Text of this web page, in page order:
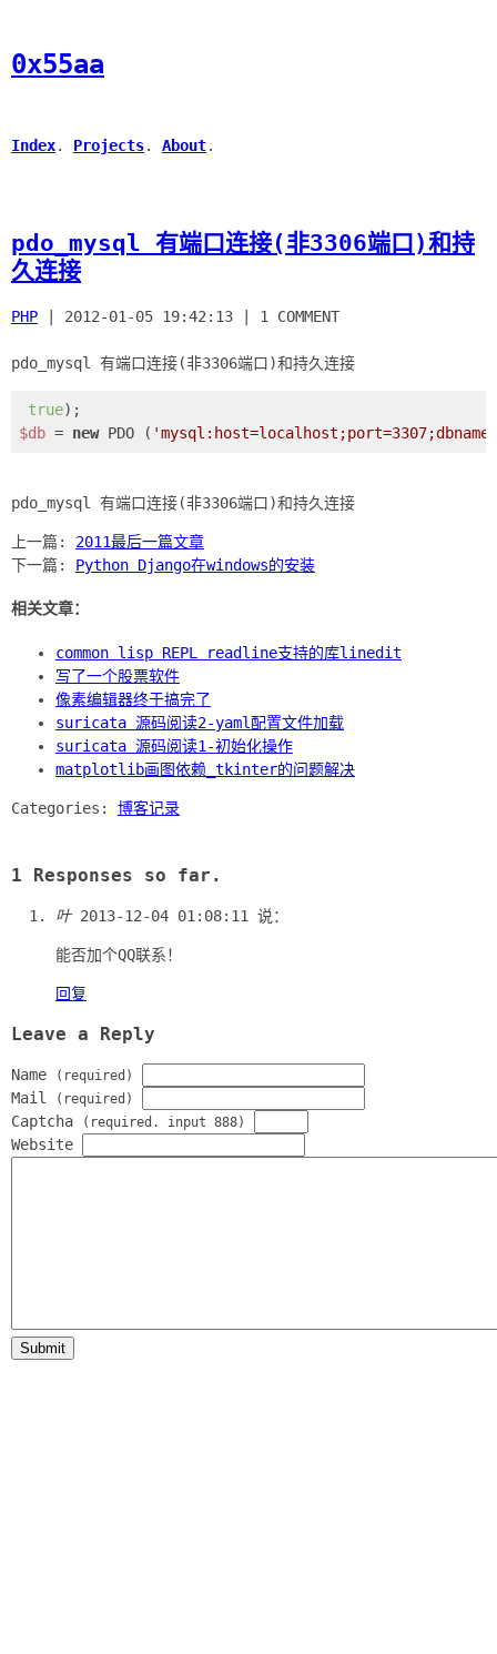
0x55aa
Index. Projects. About.
pdo_mysql 有端口连接(非3306端口)和持
久连接
PHP 2012-01-05 19:42:13 1 COMMENT
true
$db = new PDO (
上一篇: 2011最后一篇文章
下一篇: Python Django在windows的安装
相关文章：
common lisp REPL readline支持的库linedit
写了一个股票软件
像素编辑器终于搞完了
suricata 源码阅读2-yaml配置文件加载
suricata 源码阅读1-初始化操作
matplotlib画图依赖_tkinter的问题解决
Categories: 博客记录
1 Responses so far.
叶2013-12-04 01:08:11 说：
能否加个QQ联系！
回复
Leave a Reply
Name (required)
Mail (required)
Captcha (required. input 888)
Website